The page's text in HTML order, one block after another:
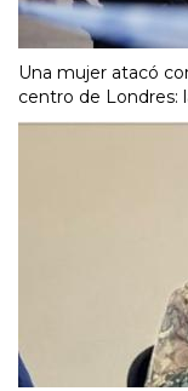
Una mujer atacó
centro de Londres: